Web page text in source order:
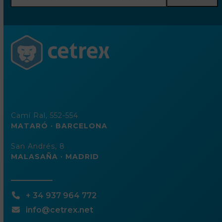
dirección
electrónico
Camí Ral, 552-554
MATARÓ · BARCELONA
San Andrés, 8
MALASAÑA · MADRID
+ 34 937 964 772
info@cetrex.net